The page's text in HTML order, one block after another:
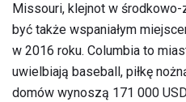
Missouri, klejnot w środkowo-
być także wspaniałym
w 2016 roku. Columbia to
uwielbiają baseball, piłkę
domów wynoszą 171 000